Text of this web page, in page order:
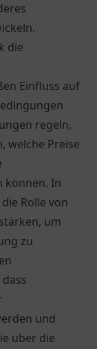
die
Einfluss auf
regeln,
welche Preise
können. In
Rolle von
um
zu
und
über die